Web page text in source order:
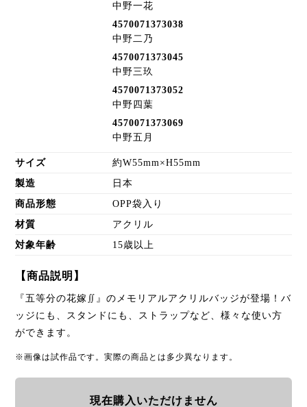
中野一花
4570071373038
中野二乃
4570071373045
中野三玖
4570071373052
中野四葉
4570071373069
中野五月
サイズ 約W55mm×H55mm
製造 日本
商品形態 OPP袋入り
材質 アクリル
対象年齢 15歳以上
【商品説明】
『五等分の花嫁∬』のメモリアルアクリルバッジが登場！バ
ッジにも、スタンドにも、ストラップなど、様々な使い方
ができます。
※画像は試作品です。実際の商品とは多少異なります。
現在購入いただけません